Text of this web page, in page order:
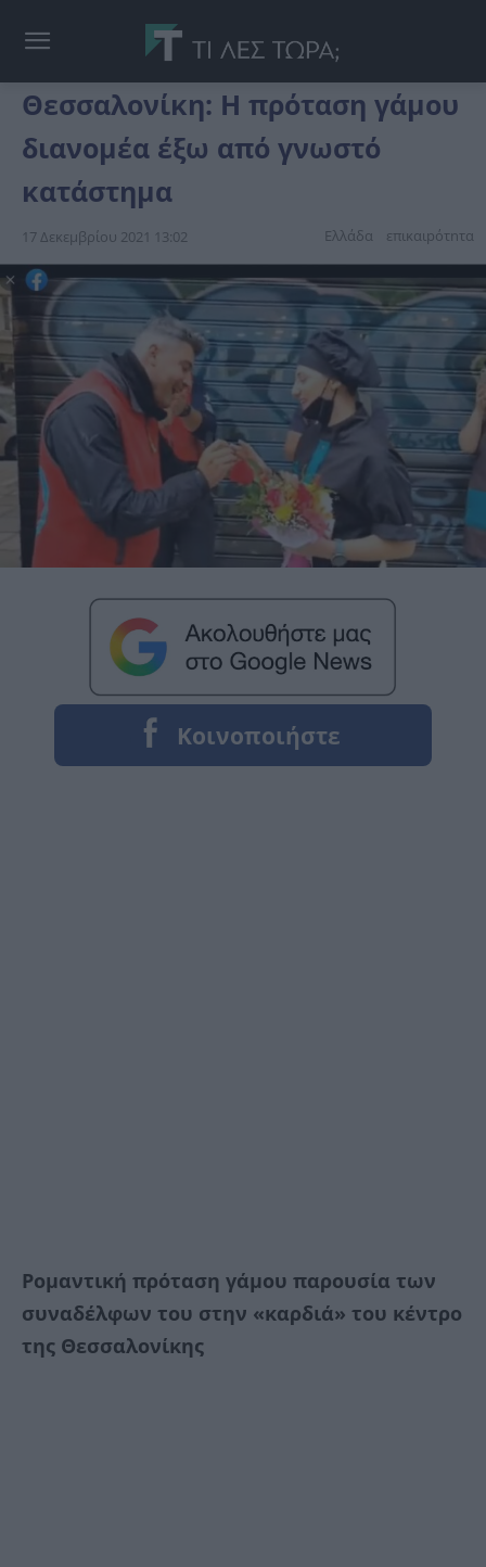
Θεσσαλονίκη: Η πρόταση γάμου
διανομέα έξω από γνωστό
κατάστημα
17 Δεκεμβρίου 2021 13:02 Ελλάδα επικαιpότnτα
Ρομαντική πρόταση γάμου παρουσία των
συναδέλφων του στην «καρδιά» του κέντρο
της Θεσσαλονίκης